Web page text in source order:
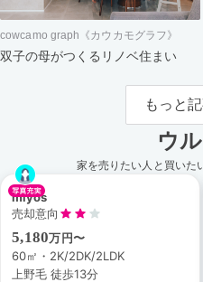
cowcamo graph《カウカモグラフ》
双子の母がつくるリノベ住まい
もっと
ウ
家を売りたい人と買いた
miyos
売却意向
5,180万円〜
60㎡・2K/2DK/2LDK
上野毛 徒歩13分